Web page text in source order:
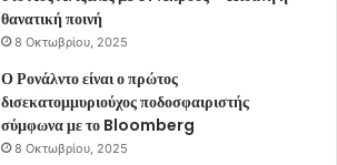
θανατική ποινή
8 Οκτωβρίου, 2025
Ο Ρονάλντο είναι ο πρώτος
δισεκατομμυριούχος ποδοσφαιριστής
σύμφωνα με το Bloomberg
8 Οκτωβρίου, 2025